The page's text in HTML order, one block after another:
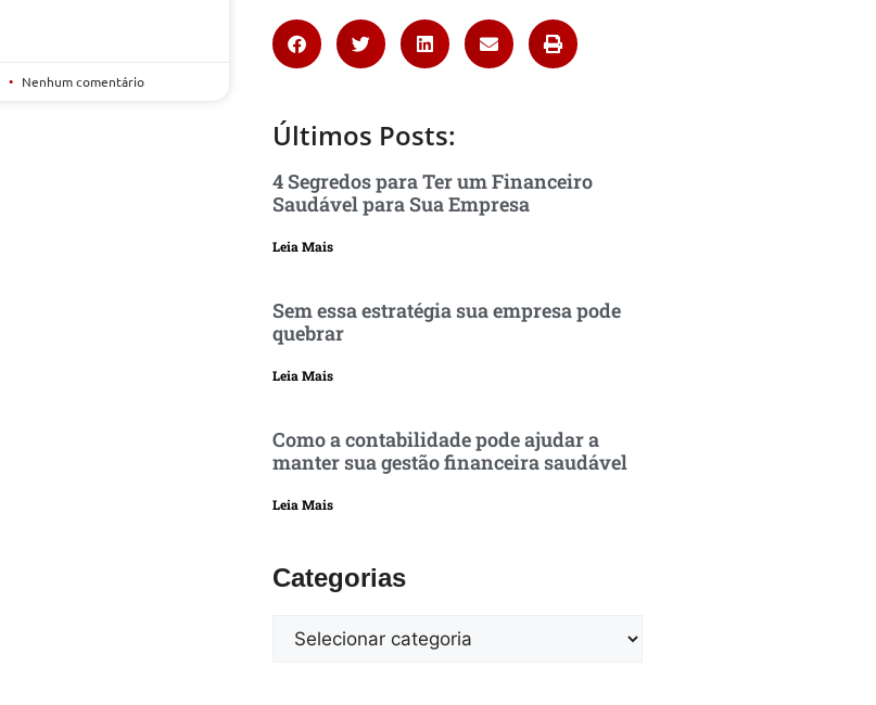
Nenhum comentário
Últimos Posts:
4 Segredos para Ter um Financeiro
Saudável para Sua Empresa
Leia Mais
Sem essa estratégia sua empresa pode
quebrar
Leia Mais
Como a contabilidade pode ajudar a
manter sua gestão financeira saudável
Leia Mais
Categorias